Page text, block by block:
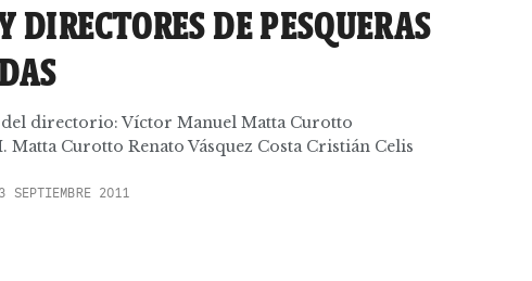
DIRECTORES DE PESQUERAS
directorio: Víctor Manuel Matta Curotto
Curotto Renato Vásquez Costa Cristián Celis
SEPTIEMBRE 2011